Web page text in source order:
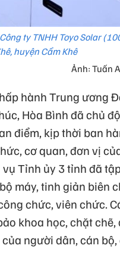
ty TNHH Toyo Solar
huyện Cẩm Khê
Ảnh: Tuấn
hành Trung ương
Hòa Bình đã chủ
điểm, kịp thời ban
cơ quan, đơn vị
Tỉnh ủy 3 tỉnh đã
máy, tinh giản biên
chức, viên chức.
khoa học, chặt chẽ,
người dân, cán bộ,